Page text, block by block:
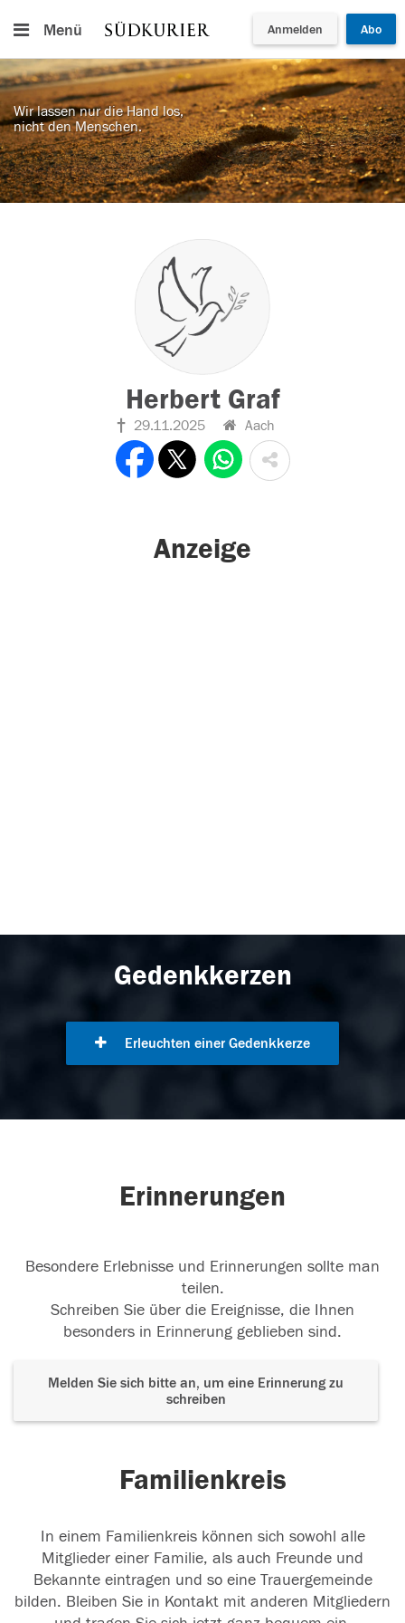
Menü Anmelden Abo
Wir lassen nur die Hand los,
nicht den Menschen.
Herbert Graf
29.11.2025 Aach
Anzeige
Gedenkkerzen
Erleuchten einer Gedenkkerze
Erinnerungen
Besondere Erlebnisse und Erinnerungen sollte man
teilen.
Schreiben Sie über die Ereignisse, die Ihnen
besonders in Erinnerung geblieben sind.
Melden Sie sich bitte an, um eine Erinnerung zu
schreiben
Familienkreis
In einem Familienkreis können sich sowohl alle
Mitglieder einer Familie, als auch Freunde und
Bekannte eintragen und so eine Trauergemeinde
bilden. Bleiben Sie in Kontakt mit anderen Mitgliedern